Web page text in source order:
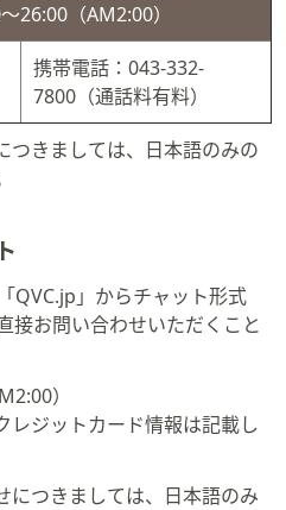
26:00（AM2:00）
携帯電話：043-332-
7800（通話料有料）
きましては、日本語のみの
QVC.jp」からチャット形式
接お問い合わせいただくこと
）
ジットカード情報は記載し
つきましては、日本語のみ